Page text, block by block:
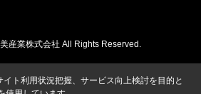
産業株式会社 All Rights Reserved.
ト利用状況把握、サービス向上検討を目的と